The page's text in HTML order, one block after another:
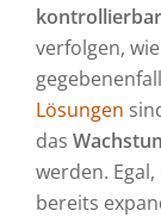
verfolgen,
Lösungen
das
werden.
bereits